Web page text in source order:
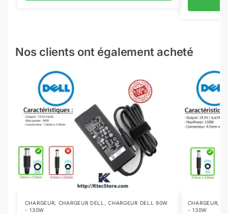
Nos clients ont également acheté
CHARGEUR, CHARGEUR DELL ,CHARGEUR DELL 90W
- 130W
CHARGEUR,
- 130W